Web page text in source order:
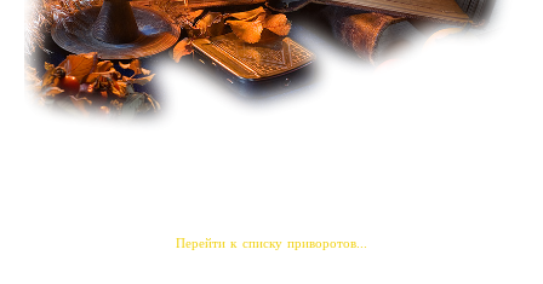
Перейти к списку приворотов...